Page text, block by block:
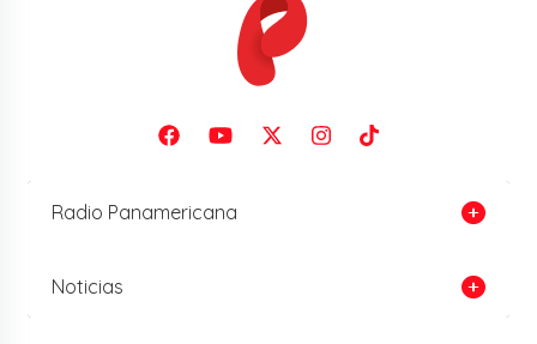
Radio Panamericana
Noticias